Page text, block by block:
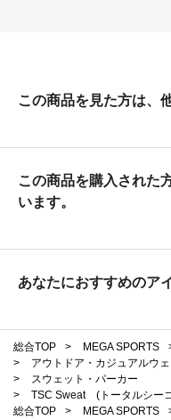
この商品を見た方は、
この商品を購入された
います。
あなたにおすすめのア
総合TOP > MEGA SPORTS
>
アウトドア・カジュアルウ
>
スウェット・パーカー
>
TSC Sweat (トータルシー
総合TOP
> MEGA SPORTS